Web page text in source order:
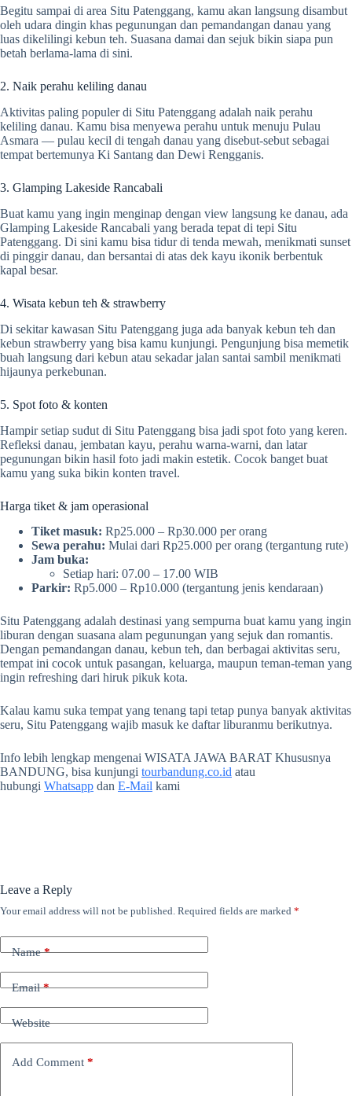
Begitu sampai di area Situ Patenggang, kamu akan langsung disambut
oleh udara dingin khas pegunungan dan pemandangan danau yang
luas dikelilingi kebun teh. Suasana damai dan sejuk bikin siapa pun
betah berlama-lama di sini.
2. Naik perahu keliling danau
Aktivitas paling populer di Situ Patenggang adalah naik perahu
keliling danau. Kamu bisa menyewa perahu untuk menuju Pulau
Asmara — pulau kecil di tengah danau yang disebut-sebut sebagai
tempat bertemunya Ki Santang dan Dewi Rengganis.
3. Glamping Lakeside Rancabali
Buat kamu yang ingin menginap dengan view langsung ke danau, ada
Glamping Lakeside Rancabali yang berada tepat di tepi Situ
Patenggang. Di sini kamu bisa tidur di tenda mewah, menikmati sunset
di pinggir danau, dan bersantai di atas dek kayu ikonik berbentuk
kapal besar.
4. Wisata kebun teh & strawberry
Di sekitar kawasan Situ Patenggang juga ada banyak kebun teh dan
kebun strawberry yang bisa kamu kunjungi. Pengunjung bisa memetik
buah langsung dari kebun atau sekadar jalan santai sambil menikmati
hijaunya perkebunan.
5. Spot foto & konten
Hampir setiap sudut di Situ Patenggang bisa jadi spot foto yang keren.
Refleksi danau, jembatan kayu, perahu warna-warni, dan latar
pegunungan bikin hasil foto jadi makin estetik. Cocok banget buat
kamu yang suka bikin konten travel.
Harga tiket & jam operasional
Tiket masuk: Rp25.000 – Rp30.000 per orang
Sewa perahu: Mulai dari Rp25.000 per orang (tergantung rute)
Jam buka:
Setiap hari: 07.00 – 17.00 WIB
Parkir: Rp5.000 – Rp10.000 (tergantung jenis kendaraan)
Situ Patenggang adalah destinasi yang sempurna buat kamu yang ingin
liburan dengan suasana alam pegunungan yang sejuk dan romantis.
Dengan pemandangan danau, kebun teh, dan berbagai aktivitas seru,
tempat ini cocok untuk pasangan, keluarga, maupun teman-teman yang
ingin refreshing dari hiruk pikuk kota.
Kalau kamu suka tempat yang tenang tapi tetap punya banyak aktivitas
seru, Situ Patenggang wajib masuk ke daftar liburanmu berikutnya.
Info lebih lengkap mengenai WISATA JAWA BARAT Khususnya
BANDUNG, bisa kunjungi tourbandung.co.id atau
hubungi Whatsapp dan E-Mail kami
Leave a Reply
Your email address will not be published. Required fields are marked *
Name*
Email*
Website
Add Comment *